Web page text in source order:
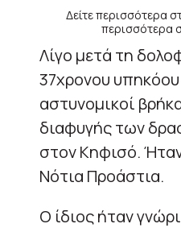
Δείτε περισσότερα
περισσότερα
Λίγο μετά τη
37χρονου
αστυνομικοί
διαφυγής των
στον Κηφισό.
Νότια Προάστια.
Ο ίδιος ήταν